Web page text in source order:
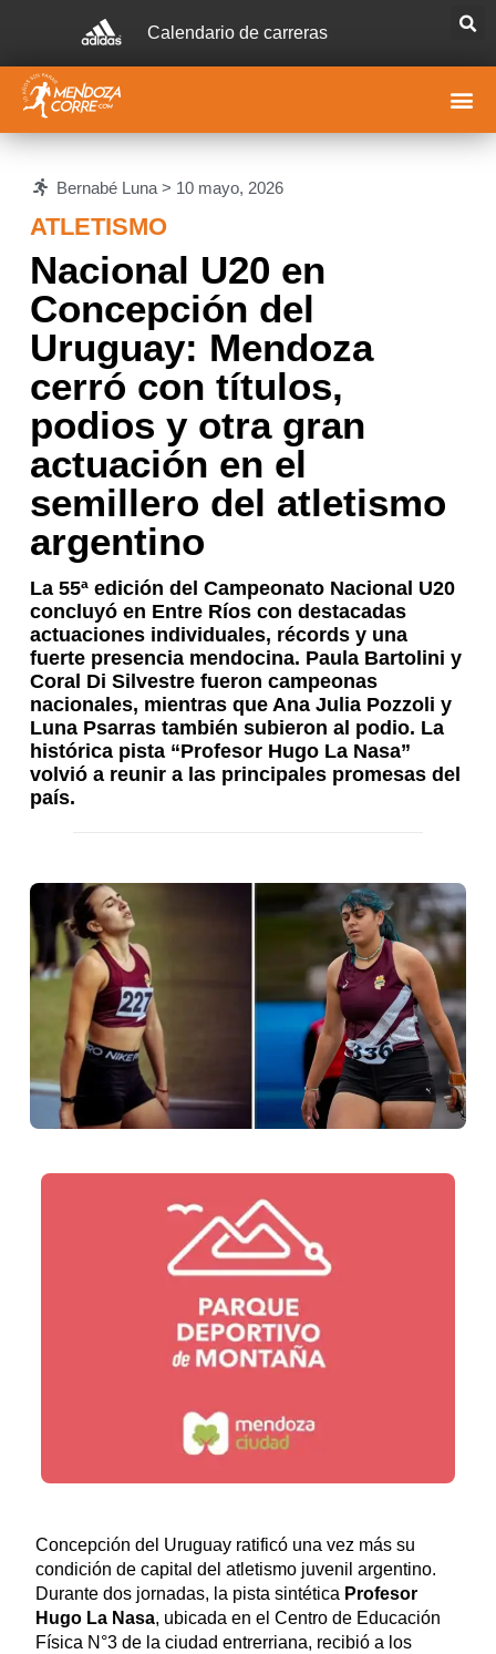
Calendario de carreras
Bernabé Luna > 10 mayo, 2026
ATLETISMO
Nacional U20 en
Concepción del
Uruguay: Mendoza
cerró con títulos,
podios y otra gran
actuación en el
semillero del atletismo
argentino
La 55ª edición del Campeonato Nacional U20
concluyó en Entre Ríos con destacadas
actuaciones individuales, récords y una
fuerte presencia mendocina. Paula Bartolini y
Coral Di Silvestre fueron campeonas
nacionales, mientras que Ana Julia Pozzoli y
Luna Psarras también subieron al podio. La
histórica pista “Profesor Hugo La Nasa”
volvió a reunir a las principales promesas del
país.
Concepción del Uruguay ratificó una vez más su
condición de capital del atletismo juvenil argentino.
Durante dos jornadas, la pista sintética Profesor
Hugo La Nasa, ubicada en el Centro de Educación
Física N°3 de la ciudad entrerriana, recibió a los